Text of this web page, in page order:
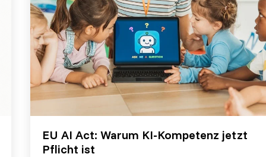
EU AI Act: Warum KI-Kompetenz jetzt
Pflicht ist